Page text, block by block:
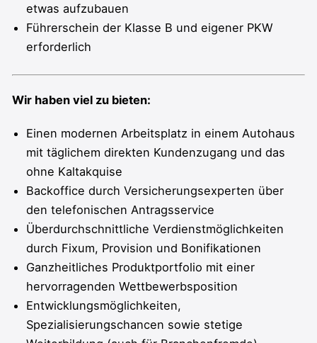
etwas aufzubauen
Führerschein der Klasse B und eigener PKW
erforderlich
Wir haben viel zu bieten:
Einen modernen Arbeitsplatz in einem Autohaus
mit täglichem direkten Kundenzugang und das
ohne Kaltakquise
Backoffice durch Versicherungsexperten über
den telefonischen Antragsservice
Überdurchschnittliche Verdienstmöglichkeiten
durch Fixum, Provision und Bonifikationen
Ganzheitliches Produktportfolio mit einer
hervorragenden Wettbewerbsposition
Entwicklungsmöglichkeiten,
Spezialisierungschancen sowie stetige